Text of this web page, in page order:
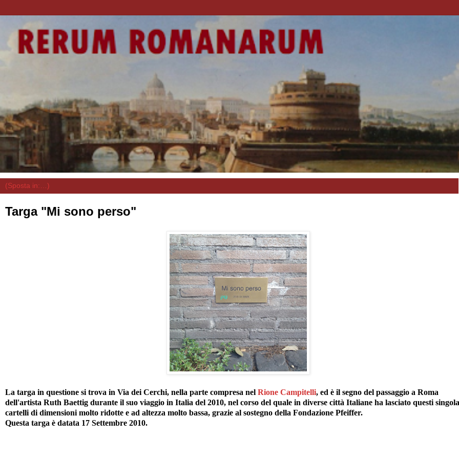
Targa "Mi sono perso"
La targa in questione si trova in Via dei Cerchi, nella parte compresa nel Rione Campitelli, ed è il segno del passaggio a Roma
dell'artista Ruth Baettig durante il suo viaggio in Italia del 2010, nel corso del quale in diverse città Italiane ha lasciato questi
cartelli di dimensioni molto ridotte e ad altezza molto bassa, grazie al sostegno della Fondazione Pfeiffer.
Questa targa è datata 17 Settembre 2010.